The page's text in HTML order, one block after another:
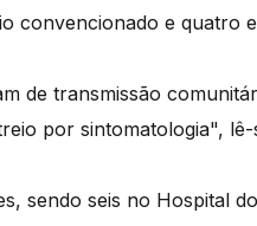
convencionado e quatro
de transmissão
por sintomatologia",
sendo seis no Hospital